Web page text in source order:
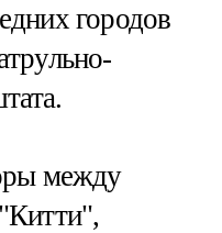
городов
между